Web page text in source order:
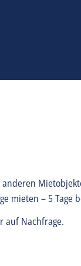
mieten – 5 Tage
auf Nachfrage.